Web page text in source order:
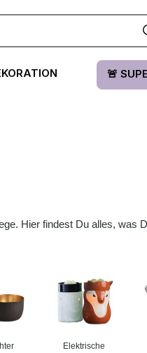
🚨
Hier findest Du alles, was
Elektrische